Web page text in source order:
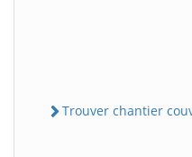
Trouver chantier